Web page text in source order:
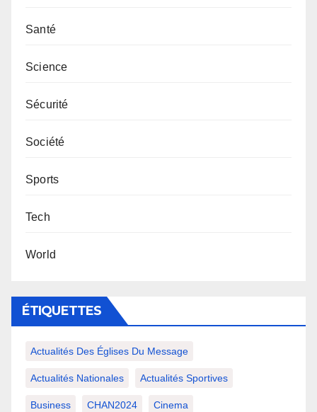
Santé
Science
Sécurité
Société
Sports
Tech
World
ÉTIQUETTES
Actualités Des Églises Du Message
Actualités Nationales Actualités Sportives
Business CHAN2024 Cinema